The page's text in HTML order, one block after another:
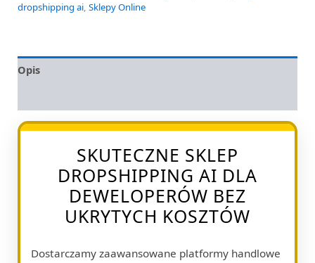
dropshipping ai, Sklepy Online
Opis
SKUTECZNE SKLEP
DROPSHIPPING AI DLA
DEWELOPERÓW BEZ
UKRYTYCH KOSZTÓW
Dostarczamy zaawansowane platformy handlowe